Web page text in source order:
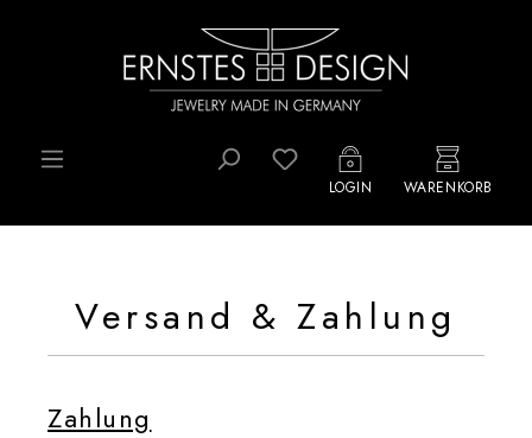
Zum Hauptinhalt springen
Du hast 0 Produkte auf
LOGIN WARENKORB
Versand & Zahlung
Zahlung